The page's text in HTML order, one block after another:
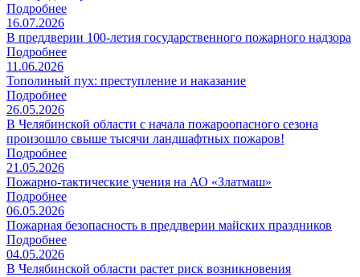
Подробнее
16.07.2026
В преддверии 100-летия государственного пожарного надзора
Подробнее
11.06.2026
Тополиный пух: преступление и наказание
Подробнее
26.05.2026
В Челябинской области с начала пожароопасного сезона
произошло свыше тысячи ландшафтных пожаров!
Подробнее
21.05.2026
Пожарно-тактические учения на АО «Златмаш»
Подробнее
06.05.2026
Пожарная безопасность в преддверии майских праздников
Подробнее
04.05.2026
В Челябинской области растет риск возникновения